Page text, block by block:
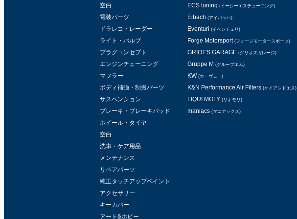
空白
電装パーツ
ドラレコ・レーダー
ライト・バルブ
プラグコンセプト
エンジンチューニング
マフラー
ボディ補強・制振パーツ
サスペンション
ブレーキ・ブレーキパッド
ホイール・タイヤ
空白
洗車・ケア用品
メンテナンス
リペアパーツ
純正タッチアップペイント
アクセサリー
キーカバー
アート&ホビー
ECS tuning (イーシーエスチューニング)
Eibach (アイバッハ)
Eventuri (イベンチュリ)
Forge Motorsport (フォージモータースポーツ)
GRIOT'S GARAGE (グリオズガレージ)
Gruppe M (グループエム)
KW (カーヴェー)
K&N Performance Air Filters (ケイアンドエヌ)
LIQUI MOLY (リキモリ)
maniacs (マニアックス)